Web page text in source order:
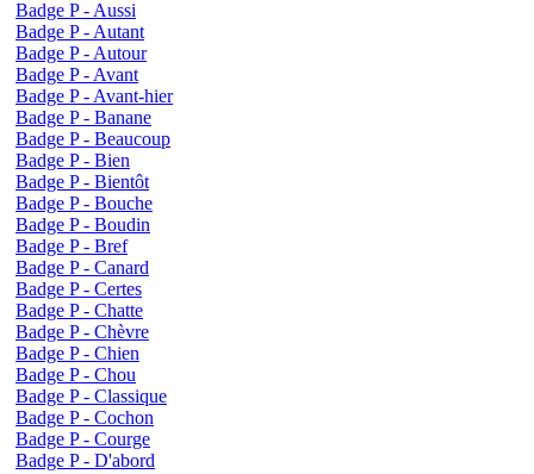
Badge P - Aussi
Badge P - Autant
Badge P - Autour
Badge P - Avant
Badge P - Avant-hier
Badge P - Banane
Badge P - Beaucoup
Badge P - Bien
Badge P - Bientôt
Badge P - Bouche
Badge P - Boudin
Badge P - Bref
Badge P - Canard
Badge P - Certes
Badge P - Chatte
Badge P - Chèvre
Badge P - Chien
Badge P - Chou
Badge P - Classique
Badge P - Cochon
Badge P - Courge
Badge P - D'abord